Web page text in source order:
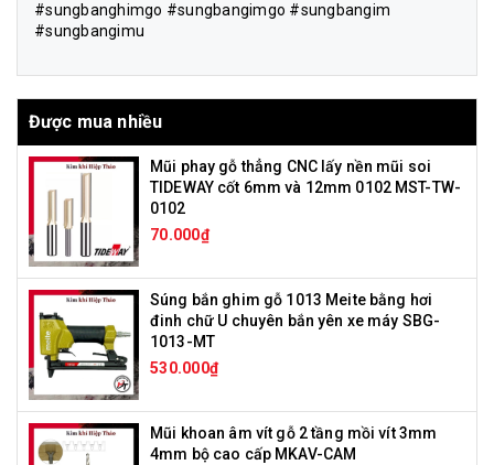
#sungbanghimgo #sungbangimgo #sungbangim
#sungbangimu
Được mua nhiều
Mũi phay gỗ thẳng CNC lấy nền mũi soi
TIDEWAY cốt 6mm và 12mm 0102 MST-TW-
0102
70.000₫
Súng bắn ghim gỗ 1013 Meite bằng hơi
đinh chữ U chuyên bắn yên xe máy SBG-
1013-MT
530.000₫
Mũi khoan âm vít gỗ 2 tầng mồi vít 3mm
4mm bộ cao cấp MKAV-CAM